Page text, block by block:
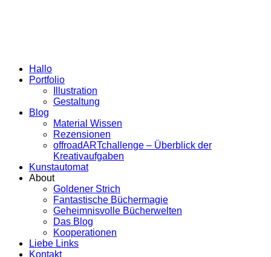
Hallo
Portfolio
Illustration
Gestaltung
Blog
Material Wissen
Rezensionen
offroadARTchallenge – Überblick der
Kreativaufgaben
Kunstautomat
About
Goldener Strich
Fantastische Büchermagie
Geheimnisvolle Bücherwelten
Das Blog
Kooperationen
Liebe Links
Kontakt